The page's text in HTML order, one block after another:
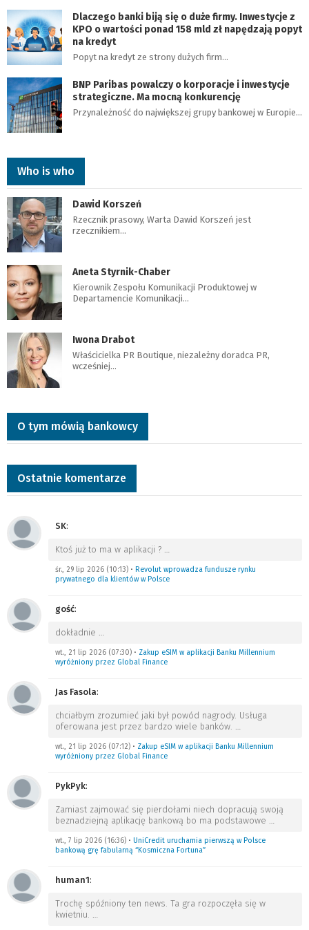
Dlaczego banki biją się o duże firmy. Inwestycje z
KPO o wartości ponad 158 mld zł napędzają popyt
na kredyt
Popyt na kredyt ze strony dużych firm…
BNP Paribas powalczy o korporacje i inwestycje
strategiczne. Ma mocną konkurencję
Przynależność do największej grupy bankowej w Europie…
Who is who
Dawid Korszeń
Rzecznik prasowy, Warta Dawid Korszeń jest
rzecznikiem…
Aneta Styrnik-Chaber
Kierownik Zespołu Komunikacji Produktowej w
Departamencie Komunikacji…
Iwona Drabot
Właścicielka PR Boutique, niezależny doradca PR,
wcześniej…
O tym mówią bankowcy
Ostatnie komentarze
SK:
Ktoś już to ma w aplikacji ? …
śr., 29 lip 2026 (10:13) • Revolut wprowadza fundusze rynku
prywatnego dla klientów w Polsce
gość:
dokładnie …
wt., 21 lip 2026 (07:30) • Zakup eSIM w aplikacji Banku Millennium
wyróżniony przez Global Finance
Jas Fasola:
chciałbym zrozumieć jaki był powód nagrody. Usługa
oferowana jest przez bardzo wiele banków. …
wt., 21 lip 2026 (07:12) • Zakup eSIM w aplikacji Banku Millennium
wyróżniony przez Global Finance
PykPyk:
Zamiast zajmować się pierdołami niech dopracują swoją
beznadziejną aplikację bankową bo ma podstawowe …
wt., 7 lip 2026 (16:36) • UniCredit uruchamia pierwszą w Polsce
bankową grę fabularną “Kosmiczna Fortuna”
human1:
Trochę spóźniony ten news. Ta gra rozpoczęła się w
kwietniu. …